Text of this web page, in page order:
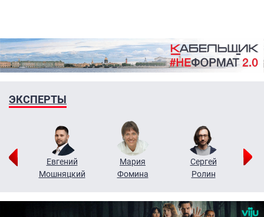
ЭКСПЕРТЫ
Евгений
Мошняцкий
Мария
Фомина
Сергей
Ролин